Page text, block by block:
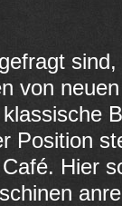
von
Position
Hier